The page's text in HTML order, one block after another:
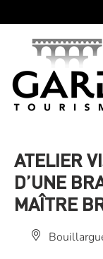
ATELIER
D’UNE
MAÎTRE